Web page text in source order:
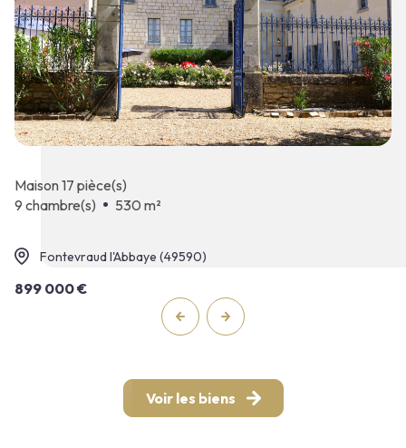
maison 17 pièce(s)
9 chambre(s)
530 m²
Fontevraud l'Abbaye (49590)
899 000 €
Voir les biens